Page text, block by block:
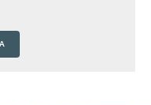
ses voeux les
heureuse année